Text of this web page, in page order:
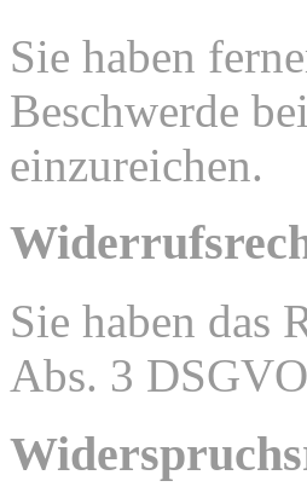
Sie haben
Beschwerde
einzureichen.
Sie haben das
Abs. 3